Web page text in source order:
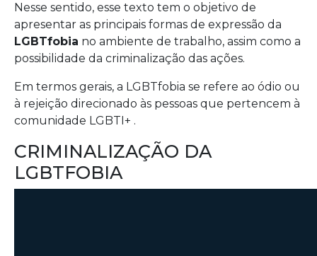
Nesse sentido, esse texto tem o objetivo de
apresentar as principais formas de expressão da
LGBTfobia no ambiente de trabalho, assim como a
possibilidade da criminalização das ações.
Em termos gerais, a LGBTfobia se refere ao ódio ou
à rejeição direcionado às pessoas que pertencem à
comunidade LGBTI+ .
CRIMINALIZAÇÃO DA
LGBTFOBIA